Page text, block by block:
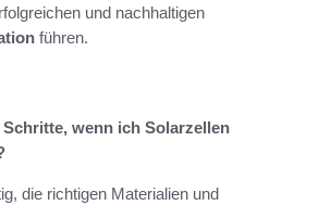
und nachhaltigen
führen.
wenn ich Solarzellen
die richtigen Materialien und